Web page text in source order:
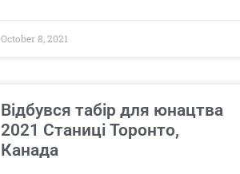
October 8, 2021
Відбувся табір для юнацтва
2021 Станиці Торонто,
Канада